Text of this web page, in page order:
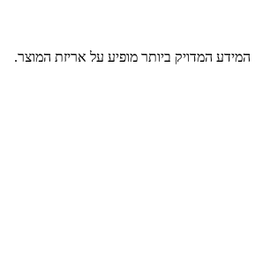
המדויק ביותר מופיע על אריזת המוצר.